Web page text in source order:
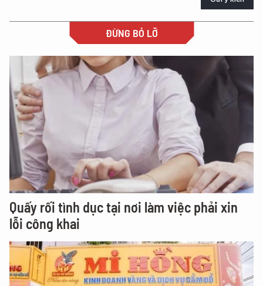
ĐỪNG BỎ LỠ
Quấy rối tình dục tại nơi làm việc phải xin
lỗi công khai